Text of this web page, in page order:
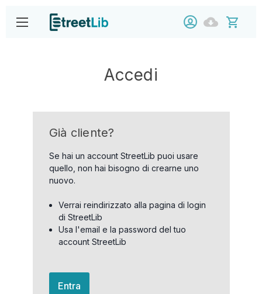
Accedi
Già cliente?
Se hai un account StreetLib puoi usare
quello, non hai bisogno di crearne uno
nuovo.
Verrai reindirizzato alla pagina di login
di StreetLib
Usa l'email e la password del tuo
account StreetLib
Entra